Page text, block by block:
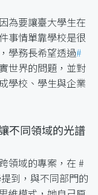
為要讓臺大學生在
事情單靠學校是很
學務長希望透過#
世界的問題，並對
學校、學生與企業
不同領域的光譜
領域的專案，在 #
到，與不同部門的